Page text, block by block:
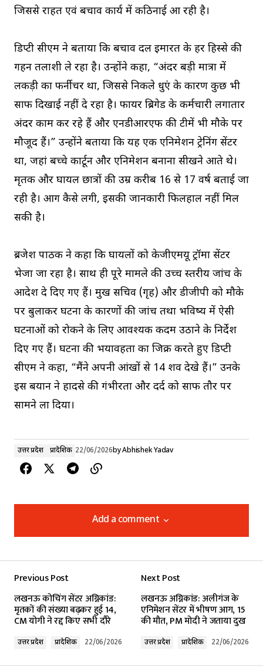
जिससे राहत एवं बचाव कार्य में कठिनाई आ रही है।
डिप्टी सीएम ने बताया कि बचाव दल इमारत के हर हिस्से की
गहन तलाशी ले रहा है। उन्होंने कहा, “अंदर बड़ी मात्रा में
लकड़ी का फर्नीचर था, जिससे निकले धुएं के कारण कुछ भी
साफ दिखाई नहीं दे रहा है। फायर ब्रिगेड के कर्मचारी लगातार
अंदर काम कर रहे हैं और एनडीआरएफ की टीमें भी मौके पर
मौजूद हैं।” उन्होंने बताया कि यह एक एनिमेशन ट्रेनिंग सेंटर
था, जहां बच्चे कार्टून और एनिमेशन बनाना सीखने आते थे।
मृतक और घायल छात्रों की उम्र करीब 16 से 17 वर्ष बताई जा
रही है। आग कैसे लगी, इसकी जानकारी फिलहाल नहीं मिल
सकी है।
ब्रजेश पाठक ने कहा कि घायलों को केजीएमयू ट्रॉमा सेंटर
भेजा जा रहा है। साथ ही पूरे मामले की उच्च स्तरीय जांच के
आदेश दे दिए गए हैं। प्रमुख सचिव (गृह) और डीजीपी को मौके
पर बुलाकर घटना के कारणों की जांच तथा भविष्य में ऐसी
घटनाओं को रोकने के लिए आवश्यक कदम उठाने के निर्देश
दिए गए हैं। घटना की भयावहता का जिक्र करते हुए डिप्टी
सीएम ने कहा, “मैंने अपनी आंखों से 14 शव देखे हैं।” उनके
इस बयान ने हादसे की गंभीरता और दर्द को साफ तौर पर
सामने ला दिया।
उत्तर प्रदेश प्रादेशिक 22/06/2026byAbhishek Yadav
Add a comment
Add a comment
Required fields are marked*
Previous Post
लखनऊ कोचिंग सेंटर अग्निकांड:
मृतकों की संख्या बढ़कर हुई 14,
CM योगी ने रद्द किए सभी दौरे
उत्तर प्रदेश प्रादेशिक 22/06/2026
Next Post
लखनऊ अग्निकांड: अलीगंज के
एनिमेशन सेंटर में भीषण आग, 15
की मौत, PM मोदी ने जताया दुख
उत्तर प्रदेश प्रादेशिक 22/06/2026